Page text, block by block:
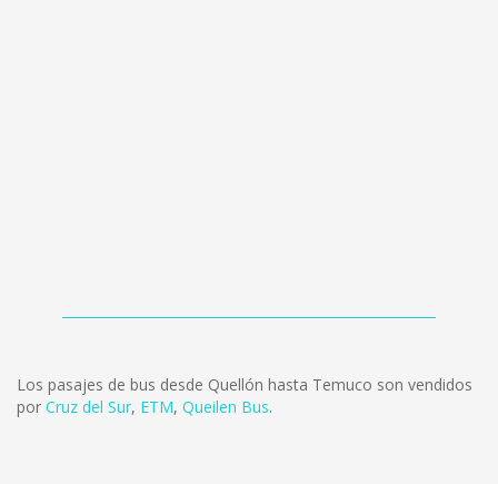
Los pasajes de bus desde Quellón hasta Temuco son vendidos
por Cruz del Sur, ETM, Queilen Bus.